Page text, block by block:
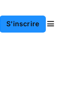
S'inscrire